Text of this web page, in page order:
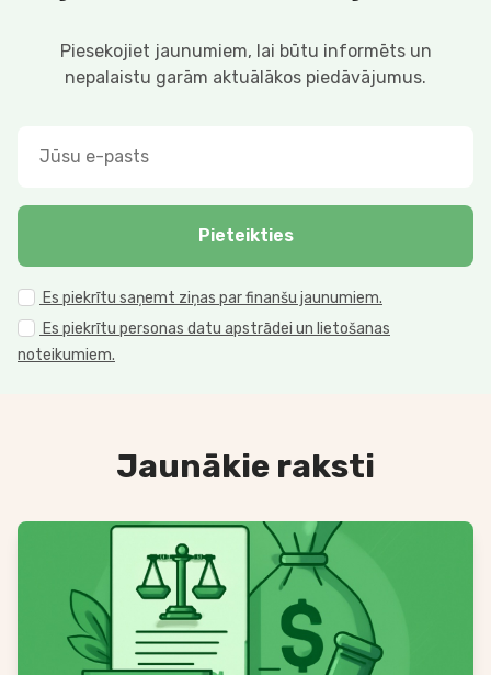
Piesekojiet jaunumiem, lai būtu informēts un
nepalaistu garām aktuālākos piedāvājumus.
Pieteikties
Es piekrītu saņemt ziņas par finanšu jaunumiem.
Es piekrītu personas datu apstrādei un lietošanas
noteikumiem.
Jaunākie raksti